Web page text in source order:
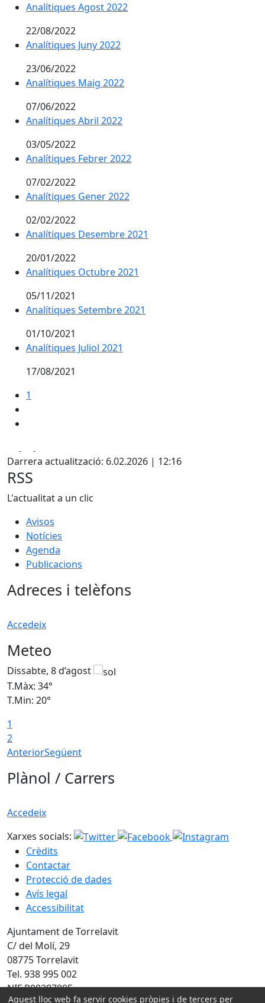
Analítiques Agost 2022
22/08/2022
Analítiques Juny 2022
23/06/2022
Analítiques Maig 2022
07/06/2022
Analítiques Abril 2022
03/05/2022
Analítiques Febrer 2022
07/02/2022
Analítiques Gener 2022
02/02/2022
Analítiques Desembre 2021
20/01/2022
Analítiques Octubre 2021
05/11/2021
Analítiques Setembre 2021
01/10/2021
Analítiques Juliol 2021
17/08/2021
1
Darrera actualització: 6.02.2026 | 12:16
RSS
L'actualitat a un clic
Avisos
Notícies
Agenda
Publicacions
Adreces i telèfons
Accedeix
Meteo
Dissabte, 8 d’agost
T.Màx: 34°
T.Min: 20°
1
2
AnteriorSegüent
Plànol / Carrers
Accedeix
Xarxes socials:
Crèdits
Contactar
Protecció de dades
Avís legal
Accessibilitat
Ajuntament de Torrelavit
C/ del Molí, 29
08775 Torrelavit
Tel. 938 995 002
NIF P0828700E
Aquest lloc web fa servir cookies pròpies i de tercers per